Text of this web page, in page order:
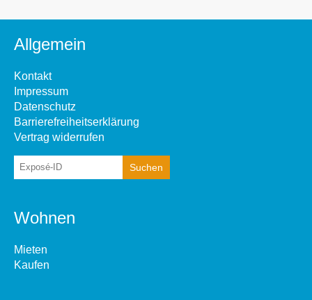
Allgemein
Kontakt
Impressum
Datenschutz
Barrierefreiheitserklärung
Vertrag widerrufen
Wohnen
Mieten
Kaufen